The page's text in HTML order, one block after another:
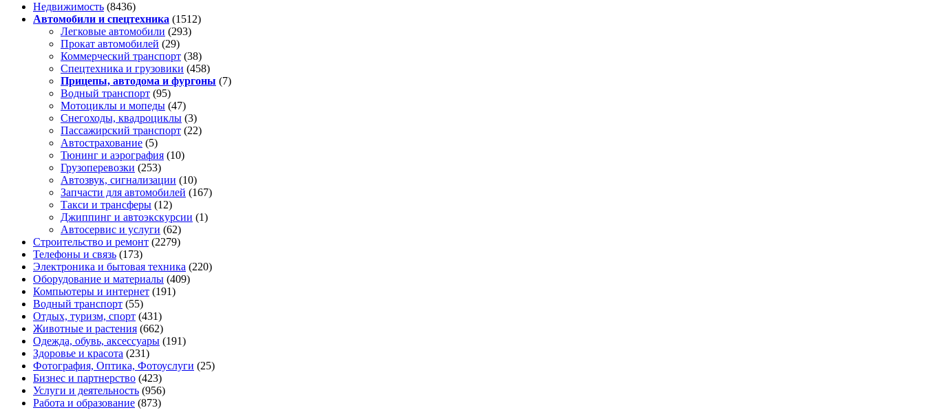
Недвижимость (8436)
Автомобили и спецтехника (1512)
Легковые автомобили (293)
Прокат автомобилей (29)
Коммерческий транспорт (38)
Спецтехника и грузовики (458)
Прицепы, автодома и фургоны (7)
Водный транспорт (95)
Мотоциклы и мопеды (47)
Снегоходы, квадроциклы (3)
Пассажирский транспорт (22)
Автострахование (5)
Тюнинг и аэрография (10)
Грузоперевозки (253)
Автозвук, сигнализации (10)
Запчасти для автомобилей (167)
Такси и трансферы (12)
Джиппинг и автоэкскурсии (1)
Автосервис и услуги (62)
Строительство и ремонт (2279)
Телефоны и связь (173)
Электроника и бытовая техника (220)
Оборудование и материалы (409)
Компьютеры и интернет (191)
Водный транспорт (55)
Отдых, туризм, спорт (431)
Животные и растения (662)
Одежда, обувь, аксессуары (191)
Здоровье и красота (231)
Фотография, Оптика, Фотоуслуги (25)
Бизнес и партнерство (423)
Услуги и деятельность (956)
Работа и образование (873)